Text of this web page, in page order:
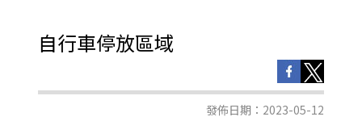
自行車停放區域
發佈日期：2023-05-12